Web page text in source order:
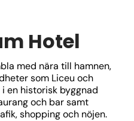
Hotel
med nära till hamnen,
som Liceu och
en historisk byggnad
och bar samt
shopping och nöjen.